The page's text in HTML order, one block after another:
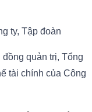
ty, Tập đoàn
quản trị, Tổng
tài chính của Công